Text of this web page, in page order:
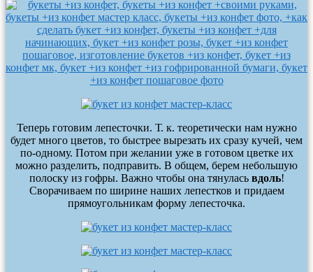
Теперь готовим лепесточки. Т. к. теоретически нам нужно
будет много цветов, то быстрее вырезать их сразу кучей, чем
по-одному. Потом при желании уже в готовом цветке их
можно разделить, подправить. В общем, берем небольшую
полоску из гофры. Важно чтобы она тянулась вдоль!
Сворачиваем по ширине наших лепестков и придаем
прямоугольникам форму лепесточка.